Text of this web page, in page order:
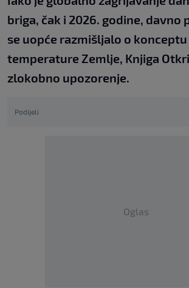
briga, čak i 2026. godine, davno
se uopće razmišljalo o
temperature Zemlje, Knjiga
zlokobno upozorenje.
Podijeli
Oglas